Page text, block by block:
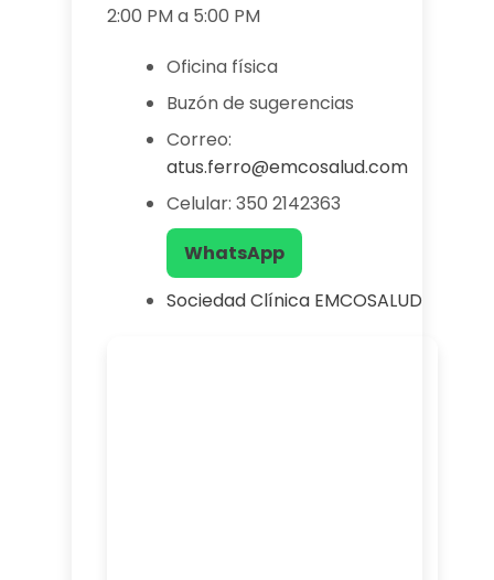
2:00 PM a 5:00 PM
Oficina física
Buzón de sugerencias
Correo:
atus.ferro@emcosalud.com
Celular: 350 2142363
WhatsApp
Sociedad Clínica EMCOSALUD